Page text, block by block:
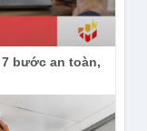
bước an toàn,